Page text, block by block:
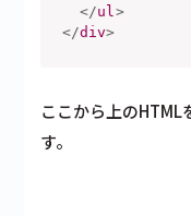
</ul >
</div>
ここから上のHTML
す。